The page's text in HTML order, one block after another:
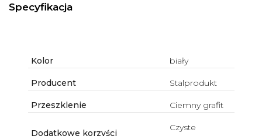
Specyfikacja
Kolor biały
Producent Stalprodukt
Przeszklenie Ciemny grafit
Dodatkowe korzyści
Czyste